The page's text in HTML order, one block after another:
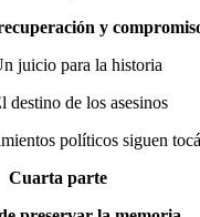
y
juicio para la historia
destino de los asesinos
políticos siguen
Cuarta parte